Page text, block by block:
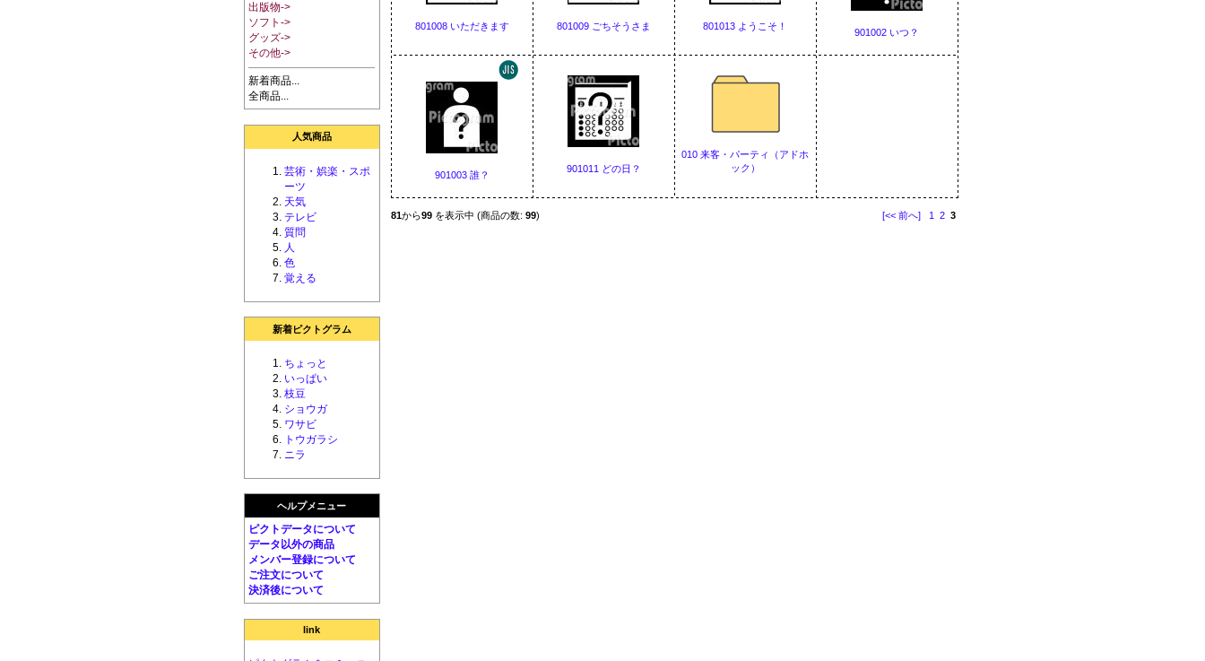
出版物->
ソフト->
グッズ->
その他->
新着商品...
全商品...
人気商品
芸術・娯楽・スポ
ーツ
天気
テレビ
質問
人
色
覚える
新着ピクトグラム
ちょっと
いっぱい
枝豆
ショウガ
ワサビ
トウガラシ
ニラ
ヘルプメニュー
ピクトデータについて
データ以外の商品
メンバー登録について
ご注文について
決済後について
link
801008 いただきます 801009 ごちそうさま 801013 ようこそ！
901002 いつ？
901003 誰？
901011 どの日？
010 来客・パーティ（アドホ
ック）
81から99を表示中 (商品の数: 99) [<< 前へ] 1 2 3